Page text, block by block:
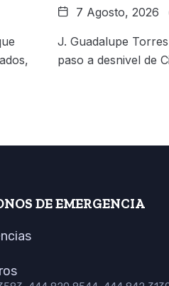
7 Agosto, 2026
J. Guadalupe
paso a desnivel de
DE EMERGENCIA